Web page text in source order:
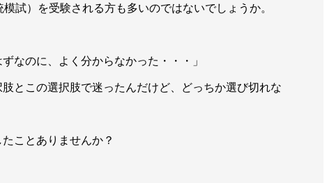
試）を受験される方も多いのではないでしょうか。
なのに、よく分からなかった・・・」
とこの選択肢で迷ったんだけど、どっちか選び切れな
ことありませんか？